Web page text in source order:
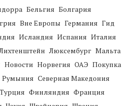
Бельгия Болгария
Вне Европы Германия Гид
Исландия Испания Италия
Люксембург Мальта
Новости Норвегия ОАЭ Покупка
Румыния Северная Македония
Турция Финляндия Франция